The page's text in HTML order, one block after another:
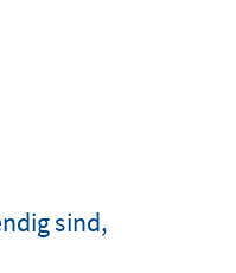
sind,